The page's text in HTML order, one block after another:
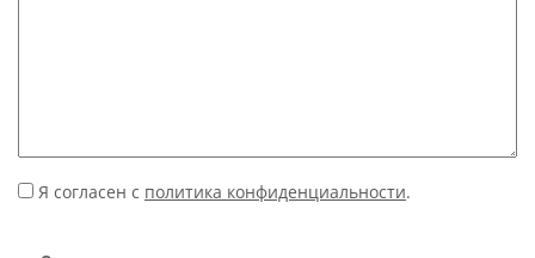
Я согласен с политика конфиденциальности.